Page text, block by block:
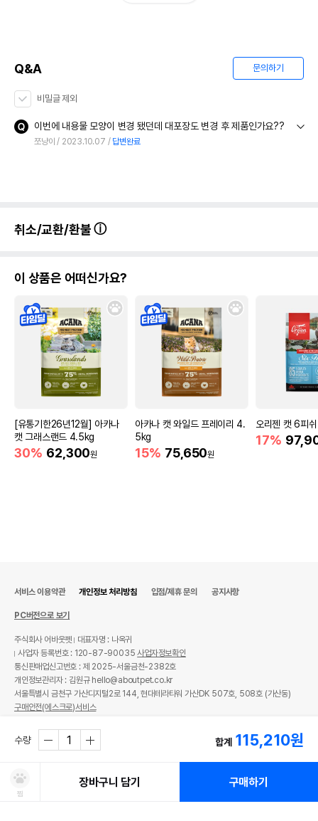
Q&A 문의하기
비밀글 제외
이번에 내용물 모양이 변경 됐던데 대포장도 변경 후 제품인가요??
쪼냥이 2023.10.07 답변완료
취소/교환/환불
이 상품은 어떠신가요?
[유통기한26년12월] 아카나
캣 그래스랜드 4.5kg
30% 62,300원
아카나 캣 와일드 프레이리 4.
5kg
15% 75,650원
오리젠 캣 6피
17%
수량 합계 115,210원
찜
장바구니 담기 구매하기
서비스 이용약관 개인정보 처리방침 입점/제휴 문의 공지사항
PC버전으로 보기
주식회사 어바웃펫
대표자명 : 나옥귀
사업자 등록번호 : 120-87-90035사업자정보확인
통신판매업신고번호 : 제 2025-서울금천-2382호
개인정보관리자 : 김원규 hello@aboutpet.co.kr
서울특별시 금천구 가산디지털2로 144, 현대테라타워 가산DK 507호, 508호 (가산동)
구매안전(에스크로)서비스